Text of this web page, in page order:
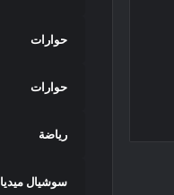
حوارات
حوارات
رياضة
سوشيال ميديا